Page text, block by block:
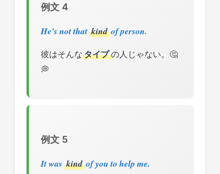
例文 4
He's not that kind of person.
彼はそんな タイプの人じゃない。🤔
💭
例文 5
It was kind of you to help me.